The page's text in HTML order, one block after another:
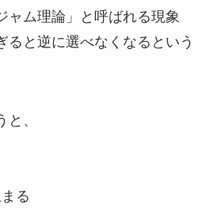
ャム理論」と呼ばれる現象
ると逆に選べなくなるという
、
る